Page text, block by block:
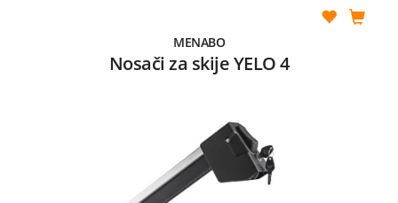
MENABO
Nosači za skije YELO 4